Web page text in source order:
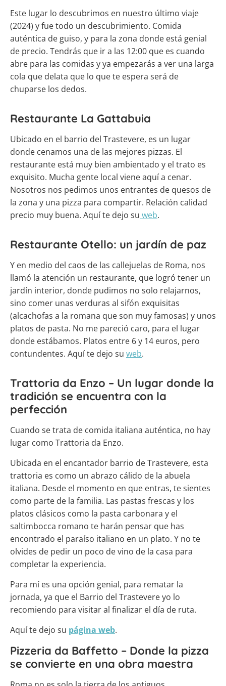
Este lugar lo descubrimos en nuestro último viaje
(2024) y fue todo un descubrimiento. Comida
auténtica de guiso, y para la zona donde está genial
de precio. Tendrás que ir a las 12:00 que es cuando
abre para las comidas y ya empezarás a ver una larga
cola que delata que lo que te espera será de
chuparse los dedos.
Restaurante La Gattabuia
Ubicado en el barrio del Trastevere, es un lugar
donde cenamos una de las mejores pizzas. El
restaurante está muy bien ambientado y el trato es
exquisito. Mucha gente local viene aquí a cenar.
Nosotros nos pedimos unos entrantes de quesos de
la zona y una pizza para compartir. Relación calidad
precio muy buena. Aquí te dejo su web.
Restaurante Otello: un jardín de paz
Y en medio del caos de las callejuelas de Roma, nos
llamó la atención un restaurante, que logró tener un
jardín interior, donde pudimos no solo relajarnos,
sino comer unas verduras al sifón exquisitas
(alcachofas a la romana que son muy famosas) y unos
platos de pasta. No me pareció caro, para el lugar
donde estábamos. Platos entre 6 y 14 euros, pero
contundentes. Aquí te dejo su web.
Trattoria da Enzo – Un lugar donde la
tradición se encuentra con la
perfección
Cuando se trata de comida italiana auténtica, no hay
lugar como Trattoria da Enzo.
Ubicada en el encantador barrio de Trastevere, esta
trattoria es como un abrazo cálido de la abuela
italiana. Desde el momento en que entras, te sientes
como parte de la familia. Las pastas frescas y los
platos clásicos como la pasta carbonara y el
saltimbocca romano te harán pensar que has
encontrado el paraíso italiano en un plato. Y no te
olvides de pedir un poco de vino de la casa para
completar la experiencia.
Para mí es una opción genial, para rematar la
jornada, ya que el Barrio del Trastevere yo lo
recomiendo para visitar al finalizar el día de ruta.
Aquí te dejo su página web.
Pizzeria da Baffetto – Donde la pizza
se convierte en una obra maestra